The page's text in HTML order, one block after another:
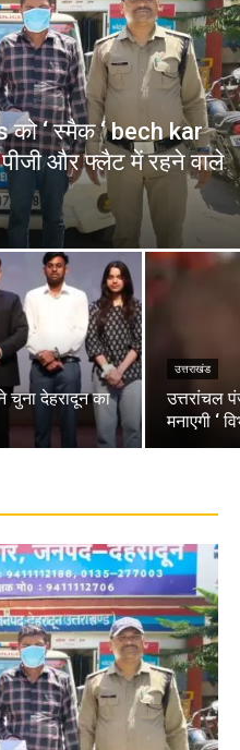
‘ स्मैक ‘ bech kar
और फ्लैट में रहने वाले
चुना देहरादून का
उत्तराखंड
उत्तरांचल
मनाएगी ‘